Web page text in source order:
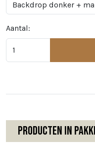
Aantal:
Producten in